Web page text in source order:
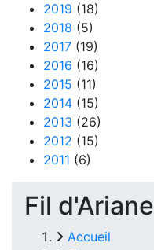
2019 (18)
2018 (5)
2017 (19)
2016 (16)
2015 (11)
2014 (15)
2013 (26)
2012 (15)
2011 (6)
Fil d'Ariane
Accueil